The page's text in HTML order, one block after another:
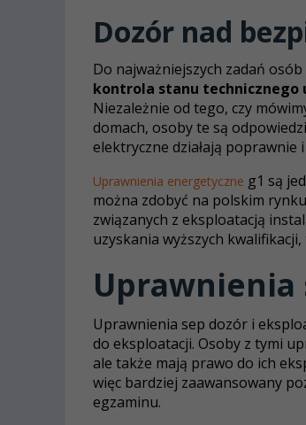
Dozór nad
Do najważniejszych zadań osób
kontrola stanu technicznego
Niezależnie od tego, czy
domach, osoby te są
elektryczne działają poprawnie
Uprawnienia energetyczne g1 są
można zdobyć na polskim
związanych z eksploatacją
uzyskania wyższych
Uprawnienia
Uprawnienia sep dozór i
do eksploatacji. Osoby z tymi
ale także mają prawo do ich
więc bardziej zaawansowany
egzaminu.